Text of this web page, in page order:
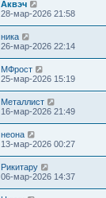
Аквэч
28-мар-2026 21:58
ника
26-мар-2026 22:14
МФрост
25-мар-2026 15:19
Металлист
16-мар-2026 21:49
неона
13-мар-2026 00:27
Рикитару
06-мар-2026 14:37